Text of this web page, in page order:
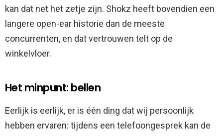
kan dat net het zetje zijn. Shokz heeft bovendien een
langere open-ear historie dan de meeste
concurrenten, en dat vertrouwen telt op de
winkelvloer.
Het minpunt: bellen
Eerlijk is eerlijk, er is één ding dat wij persoonlijk
hebben ervaren: tijdens een telefoongesprek kan de